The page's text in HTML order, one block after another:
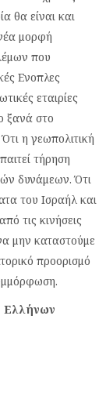
θα είναι και
μορφή
που
Ενοπλες
εταιρίες
ξανά στο
η γεωπολιτική
τήρηση
δυνάμεων. Ότι
του Ισραήλ και
τις κινήσεις
μην καταστούμε
προορισμό
Ελλήνων